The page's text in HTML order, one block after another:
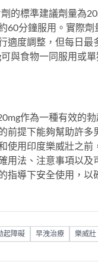
的標準建議劑量為
60分鐘服用。實際劑
適度調整，但每日最
與食物一同服用或
作為一種有效的
前提下能夠幫助許多
使用印度樂威壯之前
用法、注意事項以及
指導下安全使用，以
起障礙 早洩治療 樂威壯